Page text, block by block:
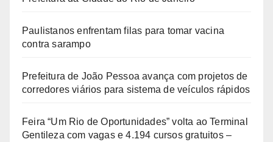
Paulistanos enfrentam filas para tomar vacina
contra sarampo
Prefeitura de João Pessoa avança com projetos de
corredores viários para sistema de veículos rápidos
Feira “Um Rio de Oportunidades” volta ao Terminal
Gentileza com vagas e 4.194 cursos gratuitos –